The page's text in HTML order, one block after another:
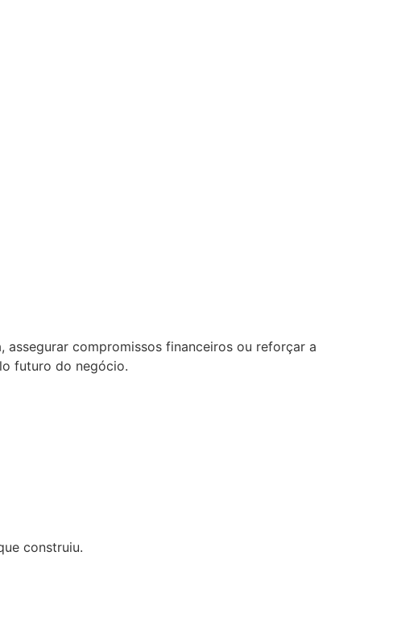
compromissos financeiros ou reforçar a
futuro do negócio.
construiu.